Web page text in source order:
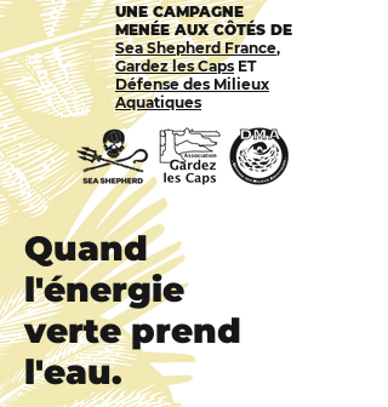
UNE CAMPAGNE
MENÉE AUX CÔTÉS DE
Sea Shepherd France,
Gardez les Caps ET
Défense des Milieux
Aquatiques
Quand
l'énergie
verteprend
l'eau.